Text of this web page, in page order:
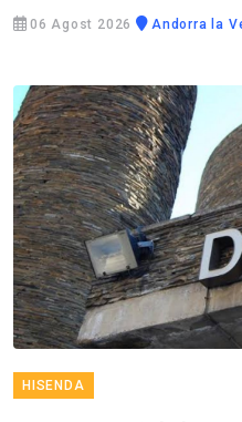
06 Agost 2026 Andorra la
HISENDA